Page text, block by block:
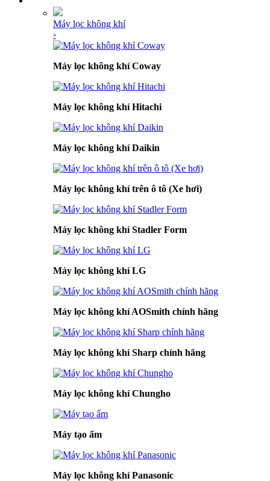
Máy lọc không khí
›
Máy lọc không khí Coway
Máy lọc không khí Hitachi
Máy lọc không khí Daikin
Máy lọc không khí trên ô tô (Xe hơi)
Máy lọc không khí Stadler Form
Máy lọc không khí LG
Máy lọc không khí AOSmith chính hãng
Máy lọc không khí Sharp chính hãng
Máy lọc không khí Chungho
Máy tạo ẩm
Máy lọc không khí Panasonic